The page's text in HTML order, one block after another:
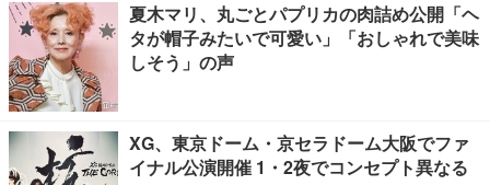
夏木マリ、丸ごとパプリカの肉詰め公開「ヘ
タが帽子みたいで可愛い」「おしゃれで美味
しそう」の声
XG、東京ドーム・京セラドーム大阪でファ
イナル公演開催 1・2夜でコンセプト異なる